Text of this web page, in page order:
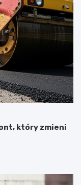
który zmieni